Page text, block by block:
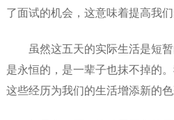
了面试的机会，这意味着提高我
虽然这五天的实际生活是短
是永恒的，是一辈子也抹不掉的
这些经历为我们的生活增添新的